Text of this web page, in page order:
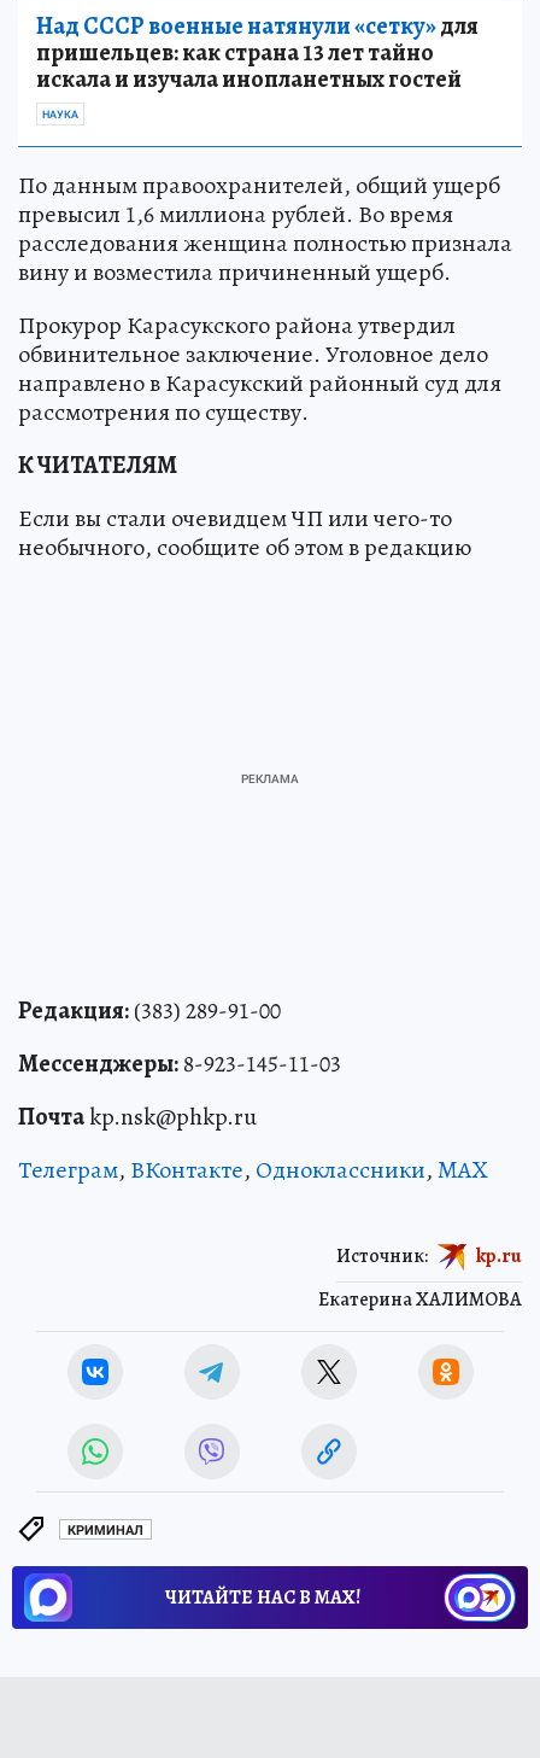
Над СССР военные натянули «сетку»для
пришельцев: как страна 13 лет тайно
искала и изучала инопланетных гостей
НАУКА
По данным правоохранителей, общий ущерб
превысил 1,6 миллиона рублей. Во время
расследования женщина полностью признала
вину и возместила причиненный ущерб.
Прокурор Карасукского района утвердил
обвинительное заключение. Уголовное дело
направлено в Карасукский районный суд для
рассмотрения по существу.
К ЧИТАТЕЛЯМ
Если вы стали очевидцем ЧП или чего-то
необычного, сообщите об этом в редакцию
Редакция:(383) 289-91-00
Мессенджеры:8-923-145-11-03
Почтаkp.nsk@phkp.ru
Телеграм, ВКонтакте, Одноклассники,MAX
Екатерина ХАЛИМОВА
Источник: kp.ru
КРИМИНАЛ
ЧИТАЙТЕ НАС В МАХ!